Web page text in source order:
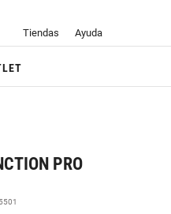
Tiendas Ayuda
PRO